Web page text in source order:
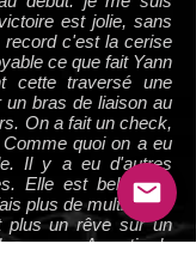
est jolie, sans
record c'est la cerise
ce que fait Yann
cette traversé une
un bras de liaison au
On a fait un check,
quoi on a eu
Il y a eu d'autres
Elle est belle, car
plus de multicoque
plus un rêve sur un
gagner. A partir du